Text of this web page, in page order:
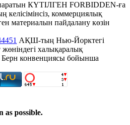
КҮТІЛГЕН FORBIDDEN-ға
келісімінсіз, коммерциялық
материалын пайдалану көзін
АҚШ-тың Нью-Йорктегі
халықаралық
Берн конвенциясы бойынша
as possible.